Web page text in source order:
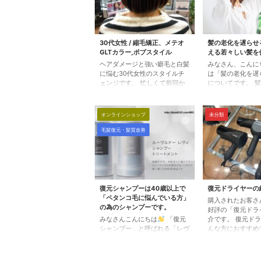
30代女性 / 縮毛矯正、メテオ
GLTカラー,ボブスタイル
ヘアダメージと強い癖毛と白髪
に悩む30代女性のスタイルチ
ェンジです。 忙しくて前回か
毛矯正とカラーです。 今回
は、ファイバープレックスのア
ルカリ矯正と、メテオGLTカラ
ーで髪質改善をしながら くせ
毛と白髪のお悩みを解決してい
きます。 メテオGLTの髪質改
善効果で艶と手触りがかなりい
い感じですね。
髪の老化を遅らせ
える若々しい髪を
みなさん、こんに
は「髪の老化を遅
についてです。
した工夫で、髪
ことが可能かも
目次 髪が老化す
の？ 若々しい髪
科学的方法 1. バ
食事 2. 適度な運
睡眠 4. ストレス
適切なヘアケア 6.
リミング まとめ
とどうなるの？
化って何でしょう
髪が細くなったり
オンラインショップ
毛髪復元・髪質改善
復元シャンプーは40歳以上で
「ペタンコ毛に悩んでいる方」
の為のシャンプーです。
みなさんこんにちは
「復元
シャンプー」と呼ばれる「レヴ
未分類
復元ドライヤーの
購入されたお客さ
好評の「復元ドラ
介です。 復元ド
んな方におすす